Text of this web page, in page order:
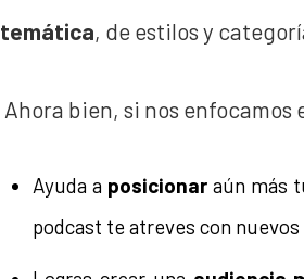
temática, de estilos y
Ahora bien, si nos enfocamos
Ayuda a posicionar aún más
podcast te atreves con